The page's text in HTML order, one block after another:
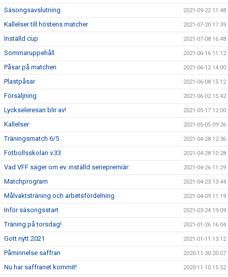
Säsongsavslutning 2021-09-22 11:48
Kallelser till höstens matcher 2021-07-20 17:39
Inställd cup 2021-07-08 16:48
Sommaruppehåll 2021-06-16 11:12
Påsar på matchen 2021-06-12 14:00
Plastpåsar 2021-06-08 15:12
Försäljning 2021-06-02 15:42
Lyckseleresan blir av! 2021-05-17 12:00
Kallelser 2021-05-05 09:26
Träningsmatch 6/5 2021-04-28 12:36
Fotbollsskolan v.33 2021-04-28 10:28
Vad VFF säger om ev. inställd seriepremiär: 2021-04-26 11:29
Matchprogram 2021-04-23 13:44
Målvaktsträning och arbetsfördelning 2021-04-09 11:19
Inför säsongsstart 2021-03-24 19:09
Träning på torsdag! 2021-01-26 16:04
Gott nytt 2021 2021-01-11 13:12
Påminnelse saffran 2020-11-30 20:07
Nu har saffranet kommit! 2020-11-10 15:52